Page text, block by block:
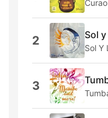
2 Sol
Sol Y
3